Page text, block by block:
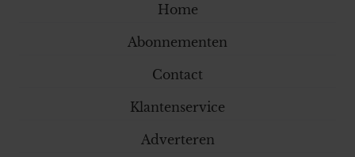
Home
Abonnementen
Contact
Klantenservice
Adverteren